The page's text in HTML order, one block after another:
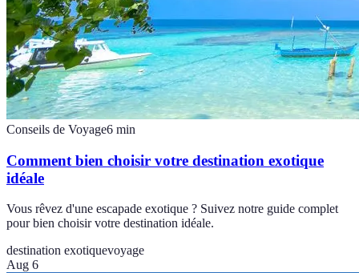
Conseils de Voyage6 min
Comment bien choisir votre destination exotique
idéale
Vous rêvez d'une escapade exotique ? Suivez notre guide complet
pour bien choisir votre destination idéale.
destination exotiquevoyage
Aug 6